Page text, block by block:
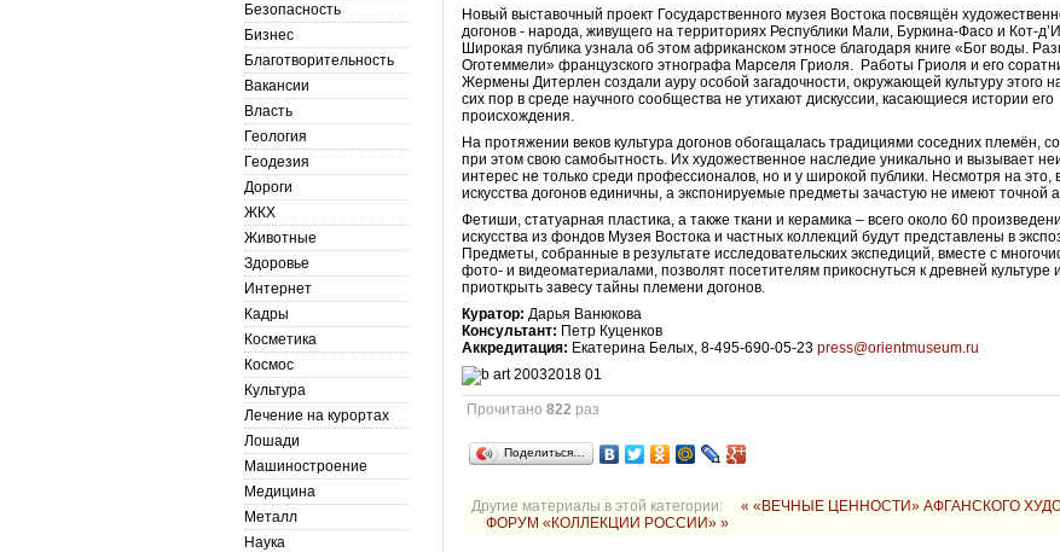
Новый выставочный проект Государственного музея Востока посвящён
догонов - народа, живущего на территориях Республики Мали, Буркина-Фасо и Кот-
Широкая публика узнала об этом африканском этносе благодаря книге «Бог воды.
Оготеммели» французского этнографа Марселя Гриоля. Работы Гриоля и его
Жермены Дитерлен создали ауру особой загадочности, окружающей культуру этого
сих пор в среде научного сообщества не утихают дискуссии, касающиеся истории его
происхождения.
На протяжении веков культура догонов обогащалась традициями соседних племён,
при этом свою самобытность. Их художественное наследие уникально и вызывает
интерес не только среди профессионалов, но и у широкой публики. Несмотря на это,
искусства догонов единичны, а экспонируемые предметы зачастую не имеют точной
Фетиши, статуарная пластика, а также ткани и керамика – всего около 60
искусства из фондов Музея Востока и частных коллекций будут представлены в
Предметы, собранные в результате исследовательских экспедиций, вместе с
фото- и видеоматериалами, позволят посетителям прикоснуться к древней культуре и
приоткрыть завесу тайны племени догонов.
Куратор: Дарья Ванюкова
Консультант: Петр Куценков
Аккредитация: Екатерина Белых, 8-495-690-05-23press@orientmuseum.ru
Прочитано822 раз
Поделиться…
Другие материалы в этой категории:
« «ВЕЧНЫЕ ЦЕННОСТИ» АФГАНСКОГО
ФОРУМ «КОЛЛЕКЦИИ РОССИИ» »
Безопасность
Бизнес
Благотворительность
Вакансии
Власть
Геология
Геодезия
Дороги
ЖКХ
Животные
Здоровье
Интернет
Кадры
Косметика
Космос
Культура
Лечение на курортах
Лошади
Машиностроение
Медицина
Металл
Наука